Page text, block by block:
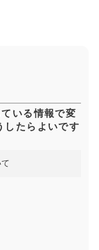
いる情報で変
したらよいです